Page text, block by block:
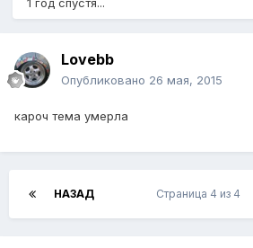
1 год спустя...
Lovebb
Опубликовано 26 мая, 2015
кароч тема умерла
НАЗАД Страница 4 из 4